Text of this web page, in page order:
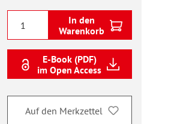
In den
Warenkorb
E-Book (PDF)
im Open Access
Auf den Merkzettel